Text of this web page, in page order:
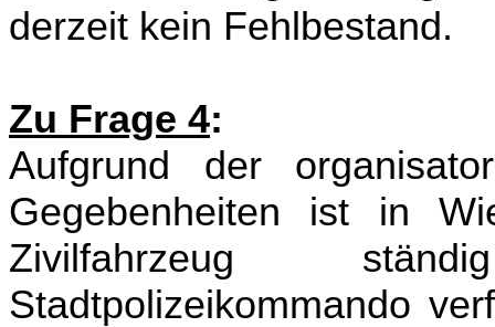
derzeit kein Fehlbestand.
Zu Frage 4:
Aufgrund der
Gegebenheiten ist in
Zivilfahrzeug
Stadtpolizeikommando